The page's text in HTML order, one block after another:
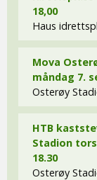
18,00
Haus
Mova
måndag 7.
Osterøy
HTB
Stadion
18.30
Osterøy